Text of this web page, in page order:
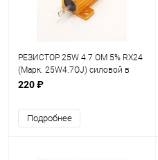
РЕЗИСТОР 25W 4.7 OM 5% RX24
(Марк. 25W4.7OJ) силовой в
алюминиевом корпусе
220 ₽
Подробнее